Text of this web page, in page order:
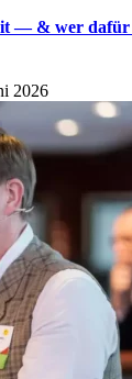
— & wer
2026